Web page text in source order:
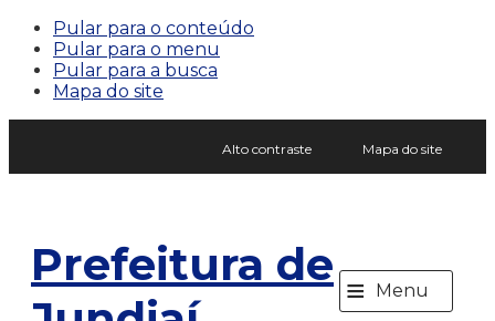
Pular para o conteúdo
Pular para o menu
Pular para a busca
Mapa do site
Alto contraste Mapa do site
Prefeitura de ≡ Menu